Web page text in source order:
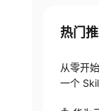
热门
从零开
一个